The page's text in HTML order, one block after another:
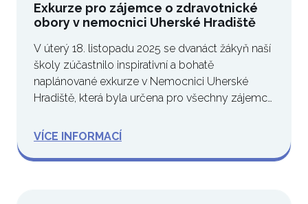
Exkurze pro zájemce o zdravotnické
obory v nemocnici Uherské Hradiště
V úterý 18. listopadu 2025 se dvanáct žákyň naší
školy zúčastnilo inspirativní a bohatě
naplánované exkurze v Nemocnici Uherské
Hradiště, která byla určena pro všechny zájemce
VÍCE INFORMACÍ